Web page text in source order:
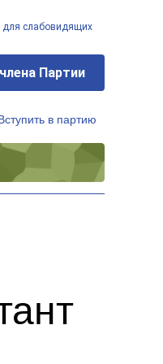
для слабовидящих
Партии
в партию